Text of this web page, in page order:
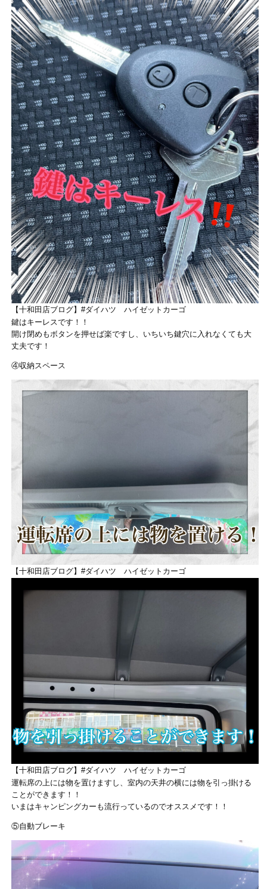
【十和田店ブログ】#ダイハツ ハイゼットカーゴ
鍵はキーレスです！！
開け閉めもボタンを押せば楽ですし、いちいち鍵穴に入れなくても大
丈夫です！
④収納スペース
【十和田店ブログ】#ダイハツ ハイゼットカーゴ
【十和田店ブログ】#ダイハツ ハイゼットカーゴ
運転席の上には物を置けますし、室内の天井の横には物を引っ掛ける
ことができます！！
いまはキャンピングカーも流行っているのでオススメです！！
⑤自動ブレーキ